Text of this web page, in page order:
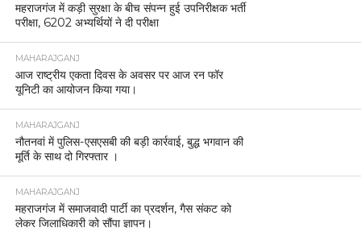
महराजगंज में कड़ी सुरक्षा के बीच संपन्न हुई उपनिरीक्षक भर्ती
परीक्षा, 6202 अभ्यर्थियों ने दी परीक्षा
MAHARAJGANJ
आज राष्ट्रीय एकता दिवस के अवसर पर आज रन फॉर
यूनिटी का आयोजन किया गया।
MAHARAJGANJ
नौतनवां में पुलिस-एसएसबी की बड़ी कार्रवाई, बुद्ध भगवान की
मूर्ति के साथ दो गिरफ्तार ।
MAHARAJGANJ
महराजगंज में समाजवादी पार्टी का प्रदर्शन, गैस संकट को
लेकर जिलाधिकारी को सौंपा ज्ञापन।